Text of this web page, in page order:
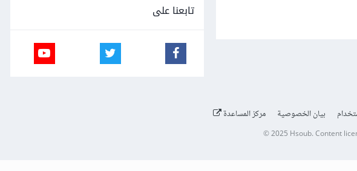
تابعنا على
بيان الخصوصية مركز المساعدة
© 2025 Hsoub.Content